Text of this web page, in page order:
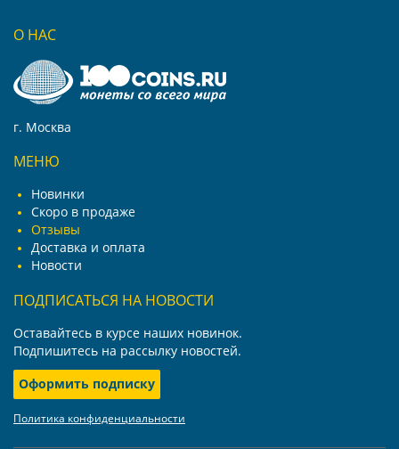
О НАС
г. Москва
МЕНЮ
Новинки
Скоро в продаже
Отзывы
Доставка и оплата
Новости
ПОДПИСАТЬСЯ НА НОВОСТИ
Оставайтесь в курсе наших новинок.
Подпишитесь на рассылку новостей.
Оформить подписку
Политика конфиденциальности